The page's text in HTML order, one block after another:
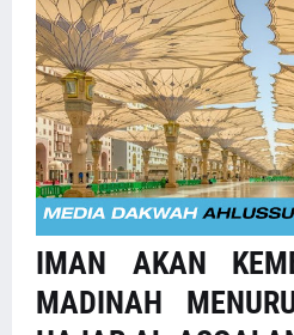
IMAN AKAN
MADINAH